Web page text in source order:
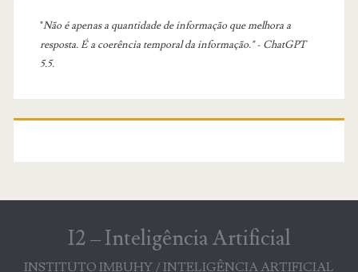
"Não é apenas a quantidade de informação que melhora a
resposta. É a coerência temporal da informação." - ChatGPT
5.5.
I2 – Inteligência Artificial
INSTITUTO IMBUHY / INTELIGÊNCIA ARTIFICIAL